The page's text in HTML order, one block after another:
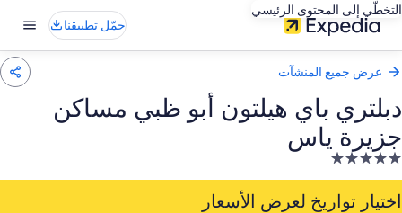
التخطّي إلى المحتوى الرئيسي
حمّل تطبيقنا
عرض جميع المنشآت
دبلتري باي هيلتون أبو ظبي مساكن
جزيرة ياس
منشأة
فندقية
مصنفة
اختيار تواريخ لعرض الأسعار